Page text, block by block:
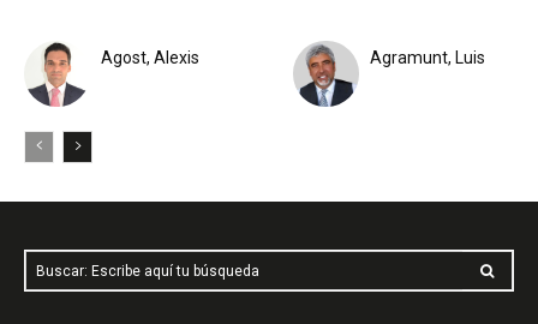
Agost, Alexis Agramunt, Luis
Buscar: Escribe aquí tu búsqueda